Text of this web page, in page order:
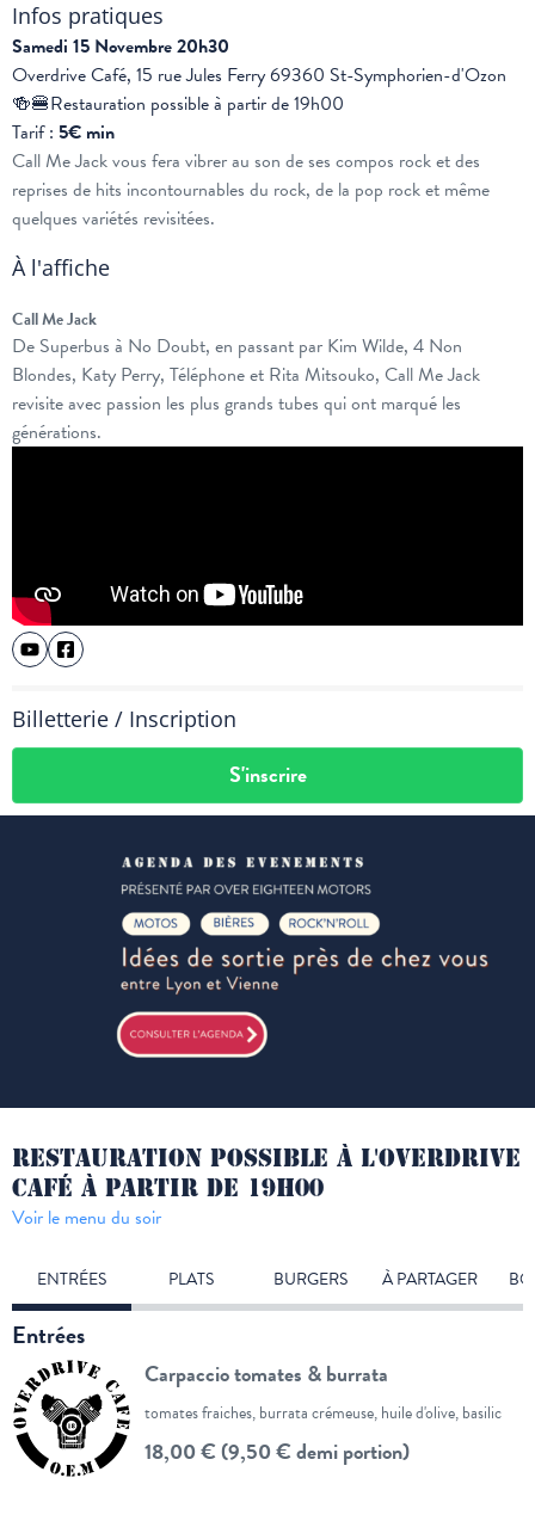
Infos pratiques
Samedi 15 Novembre 20h30
Overdrive Café, 15 rue Jules Ferry 69360 St-Symphorien-d'Ozon
🍻🍔Restauration possible à partir de 19h00
Tarif : 5€ min
Call Me Jack vous fera vibrer au son de ses compos rock et des
reprises de hits incontournables du rock, de la pop rock et même
quelques variétés revisitées.
À l'affiche
Call Me Jack
De Superbus à No Doubt, en passant par Kim Wilde, 4 Non
Blondes, Katy Perry, Téléphone et Rita Mitsouko, Call Me Jack
revisite avec passion les plus grands tubes qui ont marqué les
générations.
Billetterie / Inscription
S'inscrire
RESTAURATION POSSIBLE À L'OVERDRIVE
CAFÉ À PARTIR DE 19H00
Voir le menu du soir
ENTRÉES PLATS BURGERS À PARTAGER
Entrées
Carpaccio tomates & burrata
tomates fraiches, burrata crémeuse, huile d'olive, basilic
18,00 € (9,50 € demi portion)